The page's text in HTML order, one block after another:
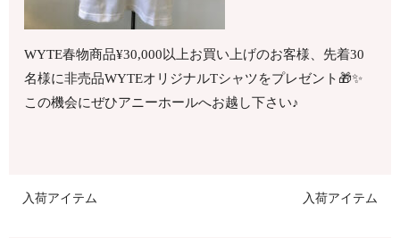
WYTE春物商品¥30,000以上お買い上げのお客様、先着30
名様に非売品WYTEオリジナルTシャツをプレゼント🎁✨
この機会にぜひアニーホールへお越し下さい♪
入荷アイテム 入荷アイテム